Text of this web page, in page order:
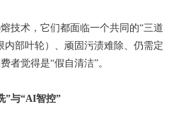
术，它们都面临一个共同的“三道
内部叶轮）、顽固污渍难除、仍需定
者觉得是“假自清洁”。
”与“AI智控”